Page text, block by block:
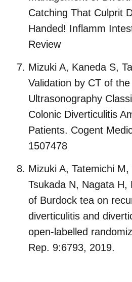
Catching That Culprit
Handed! Inflamm
Review
Mizuki A, Kaneda S,
Validation by CT of
Ultrasonography
Colonic Diverticulitis
Patients. Cogent
1507478
Mizuki A, Tatemichi M,
Tsukada N, Nagata H,
of Burdock tea on
diverticulitis and
open-labelled
Rep. 9:6793, 2019.